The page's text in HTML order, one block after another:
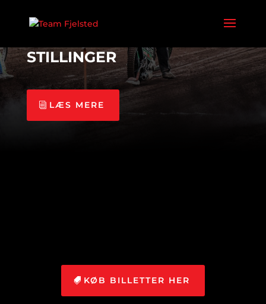
STILLINGER
LÆS MERE
KØB BILLETTER HER